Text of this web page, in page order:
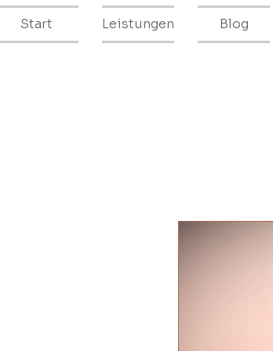
Start Leistungen Blog